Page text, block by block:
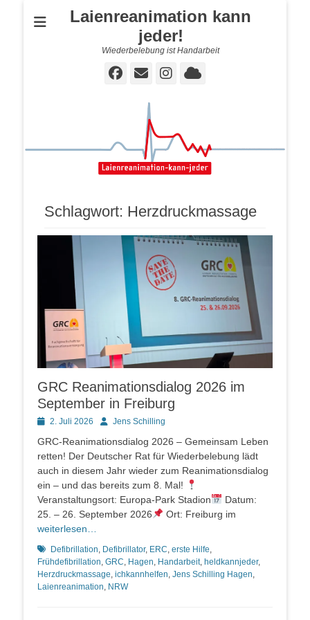
Laienreanimation kann
jeder!
Wiederbelebung ist Handarbeit
Facebook
E-
Instagram
Cloud
Schlagwort: Herzdruckmassage
GRC Reanimationsdialog 2026 im
September in Freiburg
Posted2. Juli 2026 AutorJens Schilling
GRC-Reanimationsdialog 2026 – Gemeinsam Leben
retten! Der Deutscher Rat für Wiederbelebung lädt
auch in diesem Jahr wieder zum Reanimationsdialog
ein – und das bereits zum 8. Mal!
Veranstaltungsort: Europa-Park Stadion
Datum:
25. – 26. September 2026
Ort: Freiburg im
weiterlesen…
Schlagworte
Defibrillation Defibrillator, ERC erste Hilfe
Frühdefibrillation GRC Hagen Handarbeit, heldkannjeder,
Herzdruckmassage ichkannhelfen Jens Schilling Hagen
Laienreanimation NRW